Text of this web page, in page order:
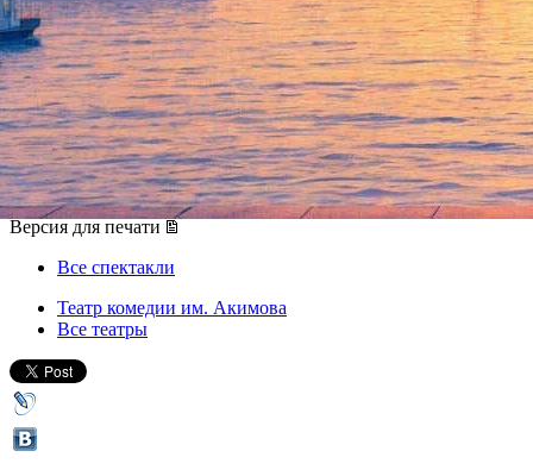
Театр Виктюка покажет
петербуржцам разные виды
любви
05 июня 2017, понедельник-06 июня 2017, вторник
Версия для печати
Все спектакли
Театр комедии им. Акимова
Все театры